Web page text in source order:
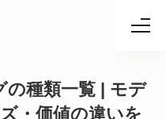
の種類一覧 | モデ
・価値の違いを